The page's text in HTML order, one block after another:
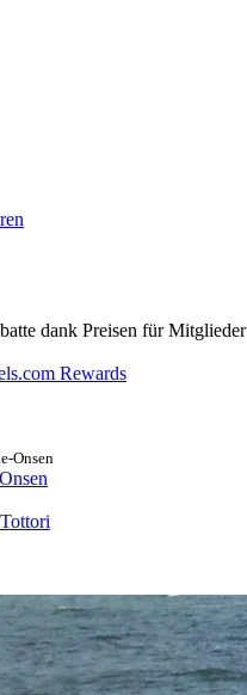
dank Preisen für Mitglieder
Rewards
Onsen